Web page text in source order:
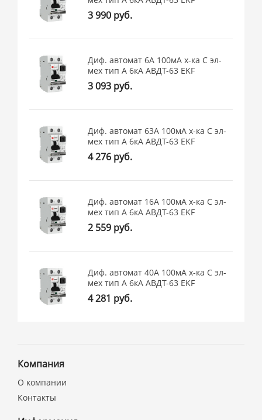
3 990 руб.
Диф. автомат 6А 100мА х-ка C эл-
мех тип A 6кА АВДТ-63 EKF
3 093 руб.
Диф. автомат 63А 100мА х-ка C эл-
мех тип A 6кА АВДТ-63 EKF
4 276 руб.
Диф. автомат 16А 100мА х-ка C эл-
мех тип A 6кА АВДТ-63 EKF
2 559 руб.
Диф. автомат 40А 100мА х-ка C эл-
мех тип A 6кА АВДТ-63 EKF
4 281 руб.
Компания
О компании
Контакты